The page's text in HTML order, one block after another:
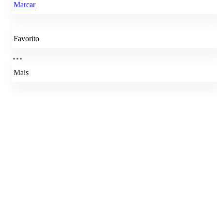
Marcar
Favorito
Mais